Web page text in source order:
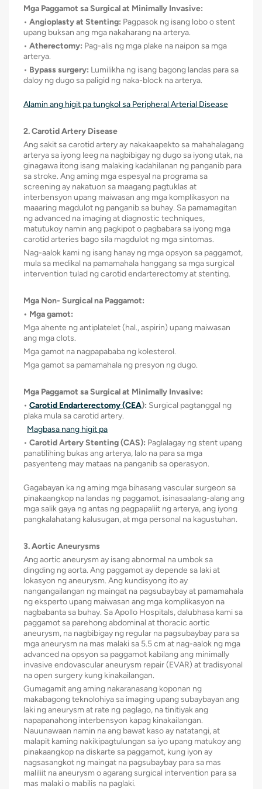
Mga Paggamot sa Surgical at Minimally Invasive:
• Angioplasty at Stenting: Pagpasok ng isang lobo o stent
upang buksan ang mga nakaharang na arterya.
• Atherectomy: Pag-alis ng mga plake na naipon sa mga
arterya.
• Bypass surgery: Lumilikha ng isang bagong landas para sa
daloy ng dugo sa paligid ng naka-block na arterya.
Alamin ang higit pa tungkol sa Peripheral Arterial Disease
2. Carotid Artery Disease
Ang sakit sa carotid artery ay nakakaapekto sa mahahalagang
arterya sa iyong leeg na nagbibigay ng dugo sa iyong utak, na
ginagawa itong isang malaking kadahilanan ng panganib para
sa stroke. Ang aming mga espesyal na programa sa
screening ay nakatuon sa maagang pagtuklas at
interbensyon upang maiwasan ang mga komplikasyon na
maaaring magdulot ng panganib sa buhay. Sa pamamagitan
ng advanced na imaging at diagnostic techniques,
matutukoy namin ang pagkipot o pagbabara sa iyong mga
carotid arteries bago sila magdulot ng mga sintomas.
Nag-aalok kami ng isang hanay ng mga opsyon sa paggamot,
mula sa medikal na pamamahala hanggang sa mga surgical
intervention tulad ng carotid endarterectomy at stenting.
Mga Non- Surgical na Paggamot:
• Mga gamot:
Mga ahente ng antiplatelet (hal., aspirin) upang maiwasan
ang mga clots.
Mga gamot na nagpapababa ng kolesterol.
Mga gamot sa pamamahala ng presyon ng dugo.
Mga Paggamot sa Surgical at Minimally Invasive:
• Carotid Endarterectomy (CEA): Surgical pagtanggal ng
plaka mula sa carotid artery.
Magbasa nang higit pa
• Carotid Artery Stenting (CAS): Paglalagay ng stent upang
panatilihing bukas ang arterya, lalo na para sa mga
pasyenteng may mataas na panganib sa operasyon.
Gagabayan ka ng aming mga bihasang vascular surgeon sa
pinakaangkop na landas ng paggamot, isinasaalang-alang ang
mga salik gaya ng antas ng pagpapaliit ng arterya, ang iyong
pangkalahatang kalusugan, at mga personal na kagustuhan.
3. Aortic Aneurysms
Ang aortic aneurysm ay isang abnormal na umbok sa
dingding ng aorta. Ang paggamot ay depende sa laki at
lokasyon ng aneurysm. Ang kundisyong ito ay
nangangailangan ng maingat na pagsubaybay at pamamahala
ng eksperto upang maiwasan ang mga komplikasyon na
nagbabanta sa buhay. Sa Apollo Hospitals, dalubhasa kami sa
paggamot sa parehong abdominal at thoracic aortic
aneurysm, na nagbibigay ng regular na pagsubaybay para sa
mga aneurysm na mas malaki sa 5.5 cm at nag-aalok ng mga
advanced na opsyon sa paggamot kabilang ang minimally
invasive endovascular aneurysm repair (EVAR) at tradisyonal
na open surgery kung kinakailangan.
Gumagamit ang aming nakaranasang koponan ng
makabagong teknolohiya sa imaging upang subaybayan ang
laki ng aneurysm at rate ng paglago, na tinitiyak ang
napapanahong interbensyon kapag kinakailangan.
Nauunawaan namin na ang bawat kaso ay natatangi, at
malapit kaming nakikipagtulungan sa iyo upang matukoy ang
pinakaangkop na diskarte sa paggamot, kung iyon ay
nagsasangkot ng maingat na pagsubaybay para sa mas
maliliit na aneurysm o agarang surgical intervention para sa
mas malaki o mabilis na paglaki.